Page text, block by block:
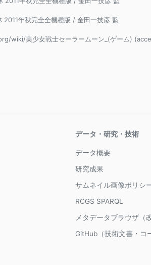
年秋完全全機種版 / 金田一技彦 監
wiki/美少女戦士セーラームーン_(ゲーム)
データ・研究・技術
データ概要
研究成果
サムネイル画像ポリシ
RCGS SPARQL
メタデータブラウザ（
GitHub（技術文書・コ